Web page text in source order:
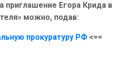
приглашение Егора Крида в
можно, подав:
прокуратуру РФ <==